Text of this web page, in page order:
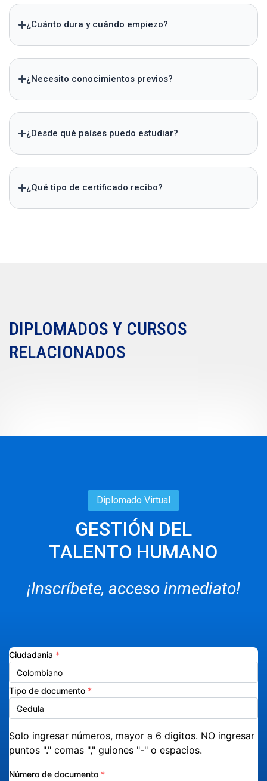
¿Cuánto dura y cuándo empiezo?
¿Necesito conocimientos previos?
¿Desde qué países puedo estudiar?
¿Qué tipo de certificado recibo?
DIPLOMADOS Y CURSOS
RELACIONADOS
Diplomado Virtual
GESTIÓN DEL
TALENTO HUMANO
¡Inscríbete, acceso inmediato!